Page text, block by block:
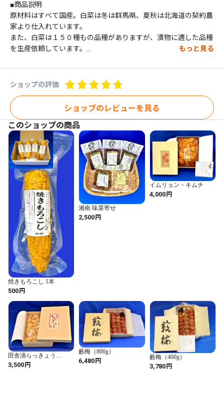
■商品説明
原材料はすべて国産。白菜は冬は群馬県、夏秋は北海道の契約農
家より仕入れています。
また、白菜は１５０種もの品種がありますが、漬物に適した品種
を生産依頼しています。
間に韓国産唐辛子、にんにく・生姜・えび・あみ・大根・人参・
ニラ等をねかせたヤンニョムをていねいにぬりこみ、７日間低温
す。
上品な辛さが食欲を刺激します。
こちらのキムチは株でお届けします。
保存料・着色料は一切使用しておりません。
宅急便の時間指定や納品書不要も承ります（お届け先住所と購入
者住所が異なる場合は納品書は同梱しません）。
ご注文の際、備考欄にご要望の内容をご入力ください。
■コメント
○白菜のうまみがでていて、美味しい！［千葉 Ｅさん］
○食べ始めたら止まらない味かも。［神奈川 Ｆさん］
○少しくせがあるけど、シャープな辛味。単純なようで、複雑な
味。キムチ好きな私には一番！大好きです！［熊本 Ｕさん］
○パンチのある味！！美味しい！［東京 Ｙさん］
○辛さのなかに旨さがある。辛さがいいね。［埼玉 Ｔさん］
○ヤンニョムがうまい。深い辛さと甘みもありとにかくうまい。
［神奈川　Uさん］
○ピリッとした辛さがくせになりそう！辛さの中にもうま味が凝
縮されていて本格的なキムチの味です。［神奈川　Uさん］
○辛さを感じられ、うまみのあるキムチです。［神奈川　Ｉさ
ん］
もっと見る
ショップの評価
ショップのレビューを見る
このショップの商品
焼きもろこし 1本
500円
湘南 味菜寄せ
2,500円
イムリョン・キムチ
4,000円
田舎漬らっきょう
（800g）
3,500円
藪梅（800g）
6,480円 藪梅（400g）
3,780円